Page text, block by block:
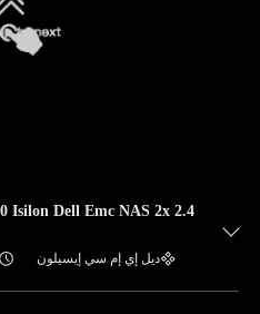
ديل إي إم سي إيسيلون